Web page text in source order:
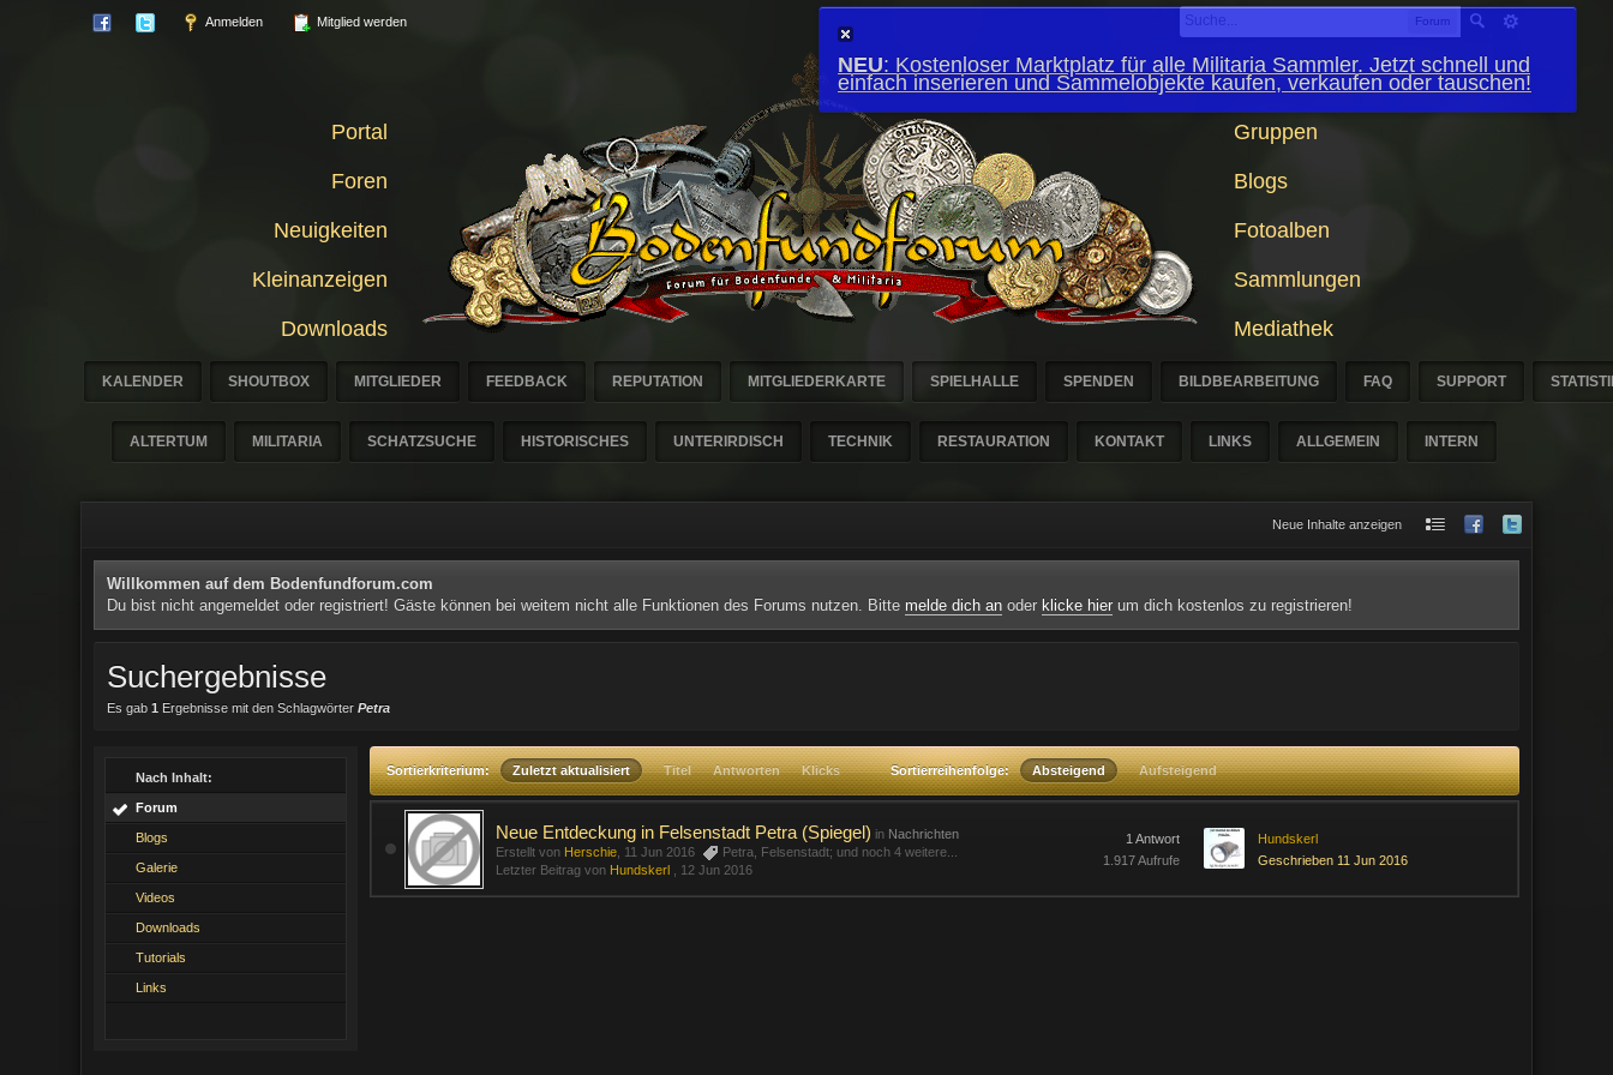
Forum
Anmelden Mitglied werden
Portal
Foren
Neuigkeiten
Kleinanzeigen
Downloads
Gruppen
Blogs
Fotoalben
Sammlungen
Mediathek
KALENDER SHOUTBOX MITGLIEDER FEEDBACK REPUTATION MITGLIEDERKARTE SPIELHALLE SPENDEN BILDBEARBEITUNG FAQ SUPPORT
ALTERTUM MILITARIA SCHATZSUCHE HISTORISCHES UNTERIRDISCH TECHNIK RESTAURATION KONTAKT LINKS ALLGEMEIN INTERN
Neue Inhalte anzeigen
NEU: Kostenloser Marktplatz für alle Militaria Sammler. Jetzt schnell und
einfach inserieren und Sammelobjekte kaufen, verkaufen oder tauschen!
Willkommen auf dem Bodenfundforum.com
Du bist nicht angemeldet oder registriert! Gäste können bei weitem nicht alle Funktionen des Forums nutzen. Bitte melde dich an oder klicke hier um dich kostenlos zu registrieren!
Suchergebnisse
Es gab1 Ergebnisse mit den SchlagwörterPetra
Nach Inhalt:
Forum
Blogs
Galerie
Videos
Downloads
Tutorials
Links
Sortierkriterium: Zuletzt aktualisiert Titel Antworten Klicks Sortierreihenfolge: Absteigend Aufsteigend
Neue Entdeckung in Felsenstadt Petra (Spiegel) in Nachrichten
Erstellt von Herschie , 11 Jun 2016 Petra Felsenstadt; und noch 4 weitere...
Letzter Beitrag von Hundskerl 12 Jun 2016
1 Antwort
1.917 Aufrufe
Hundskerl
Geschrieben 11 Jun 2016